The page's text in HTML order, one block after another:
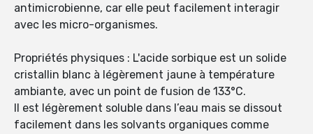
antimicrobienne, car elle peut facilement interagir
avec les micro-organismes.
Propriétés physiques : L'acide sorbique est un solide
cristallin blanc à légèrement jaune à température
ambiante, avec un point de fusion de 133°C.
Il est légèrement soluble dans l’eau mais se dissout
facilement dans les solvants organiques comme